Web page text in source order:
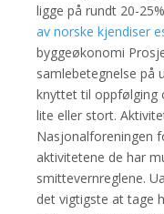
ligge på rundt 20-
av norske kjendiser
byggeøkonomi
samlebetegnelse på
knyttet til oppfølging
lite eller stort.
Nasjonalforeningen
aktivitetene de har
smittevernreglene.
det vigtigste at tage